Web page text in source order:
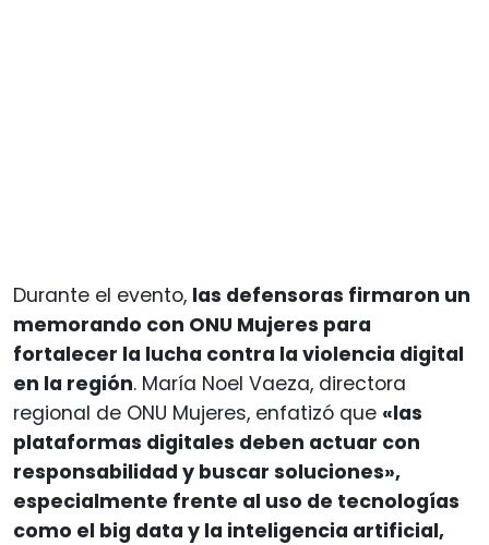
Durante el evento, las defensoras firmaron un
memorando con ONU Mujeres para
fortalecer la lucha contra la violencia digital
en la región. María Noel Vaeza, directora
regional de ONU Mujeres, enfatizó que «las
plataformas digitales deben actuar con
responsabilidad y buscar soluciones»,
especialmente frente al uso de tecnologías
como el big data y la inteligencia artificial,